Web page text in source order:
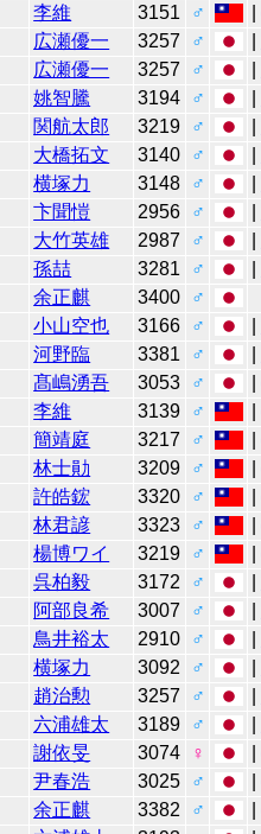
李維 3151 ♂
広瀬優一 3257 ♂
広瀬優一 3257 ♂
姚智騰 3194 ♂
関航太郎 3219 ♂
大橋拓文 3140 ♂
横塚力 3148 ♂
卞聞愷 2956 ♂
大竹英雄 2987 ♂
孫喆 3281 ♂
余正麒 3400
♂
小山空也 3166 ♂
河野臨 3381 ♂
髙嶋湧吾 3053 ♂
李維 3139 ♂
簡靖庭 3217 ♂
林士勛 3209 ♂
許皓鋐 3320 ♂
林君諺 3323 ♂
楊博ワイ 3219 ♂
呉柏毅 3172 ♂
阿部良希 3007 ♂
鳥井裕太 2910 ♂
横塚力 3092 ♂
趙治勲 3257 ♂
六浦雄太 3189 ♂
謝依旻 3074 ♀
尹春浩 3025 ♂
余正麒 3382 ♂